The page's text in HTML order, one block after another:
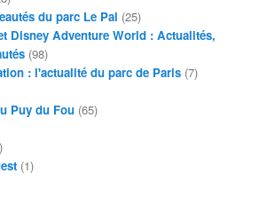
du parc Le Pal (25)
Disney Adventure World : Actualités,
(98)
: l'actualité du parc de Paris (7)
Puy du Fou (65)
(1)